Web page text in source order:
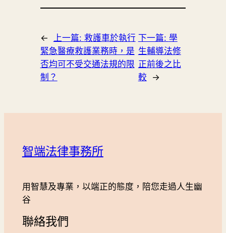
← 上一篇: 救護車於執行
緊急醫療救護業務時，是
否均可不受交通法規的限
制？
下一篇: 學
生輔導法修
正前後之比
較
→
智端法律事務所
用智慧及專業，以端正的態度，陪您走過人生幽
谷
聯絡我們